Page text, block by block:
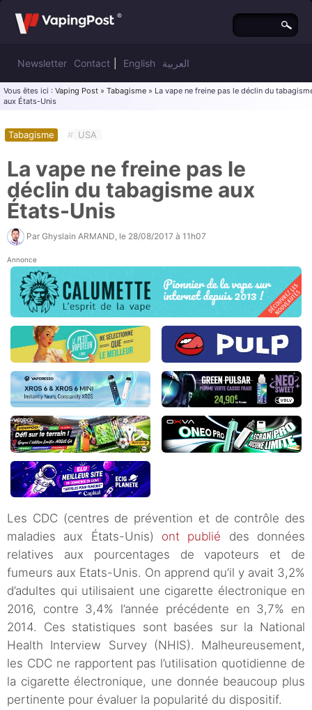
Newsletter Contact English العربية
Vous êtes ici : Vaping Post » Tabagisme » La vape ne freine pas le déclin du
aux États-Unis
Tabagisme # USA
La vape ne freine pas le
déclin du tabagisme aux
États-Unis
Par Ghyslain ARMAND , le 28/08/2017 à 11h07
Annonce
Les CDC (centres de prévention et de contrôle des
maladies aux États-Unis) ont publié des données
relatives aux pourcentages de vapoteurs et de
fumeurs aux Etats-Unis. On apprend qu’il y avait 3,2%
d’adultes qui utilisaient une cigarette électronique en
2016, contre 3,4% l’année précédente en 3,7% en
2014. Ces statistiques sont basées sur la National
Health Interview Survey (NHIS). Malheureusement,
les CDC ne rapportent pas l’utilisation quotidienne de
la cigarette électronique, une donnée beaucoup plus
pertinente pour évaluer la popularité du dispositif.